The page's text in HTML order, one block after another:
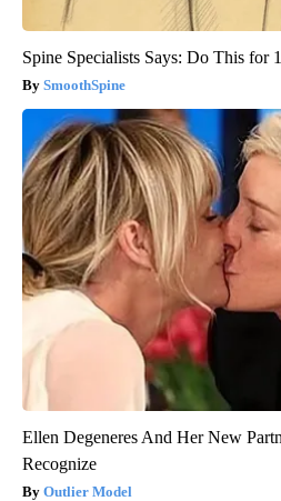
Spine Specialists Says: Do This for
SmoothSpine
Ellen Degeneres And Her New
Recognize
Outlier Model